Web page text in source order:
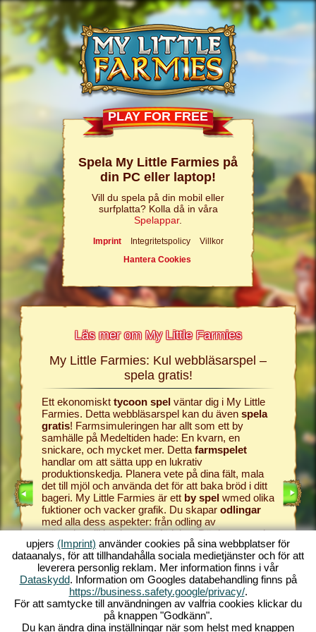
PLAY FOR FREE
Spela My Little Farmies på
din PC eller laptop!
Vill du spela på din mobil eller
surfplatta? Kolla då in våra
Spelappar.
Imprint Integritetspolicy
Villkor
Hantera Cookies
Läs mer om My Little Farmies
My
och
SPEL
My Little Farmies: Kul webbläsarspel –
spela gratis!
Ett ekonomiskt tycoon spelväntar dig i My Little
Farmies. Detta webbläsarspel kan du även spela
gratis! Farmsimuleringen har allt som ett by
samhälle på Medeltiden hade: En kvarn, en
snickare, och mycket mer. Detta farmspelet
handlar om att sätta upp en lukrativ
produktionskedja. Planera vete på dina fält, mala
det till mjöl och använda det för att baka bröd i ditt
bageri. My Little Farmies är ett by spelwmed olika
fuktioner och vacker grafik. Du skapar odlingar
med alla dess aspekter: från odling av
grönsakerttill boskapsuppfödning. Där kommer du
att mötafarmdjursom Mangalica grisen ellerde
vita Silkeshönsen. Skapa blommande landskap i
My Little Farmies – ett av debästa online spelen
genom tiderna, spela det gratis, nu!
Allt
farm
ger dig
i My
komma
Starta
av detta
världen
utan
upjers (Imprint) använder cookies på sina webbplatser för
dataanalys, för att tillhandahålla sociala medietjänster och för att
leverera personlig reklam. Mer information finns i vår
Dataskydd. Information om Googles databehandling finns på
https://business.safety.google/privacy/.
För att samtycke till användningen av valfria cookies klickar du
på knappen "Godkänn".
Du kan ändra dina inställningar när som helst med knappen